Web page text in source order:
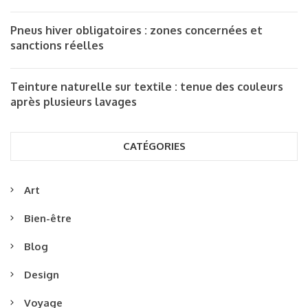
Pneus hiver obligatoires : zones concernées et
sanctions réelles
Teinture naturelle sur textile : tenue des couleurs
après plusieurs lavages
CATÉGORIES
Art
Bien-être
Blog
Design
Voyage